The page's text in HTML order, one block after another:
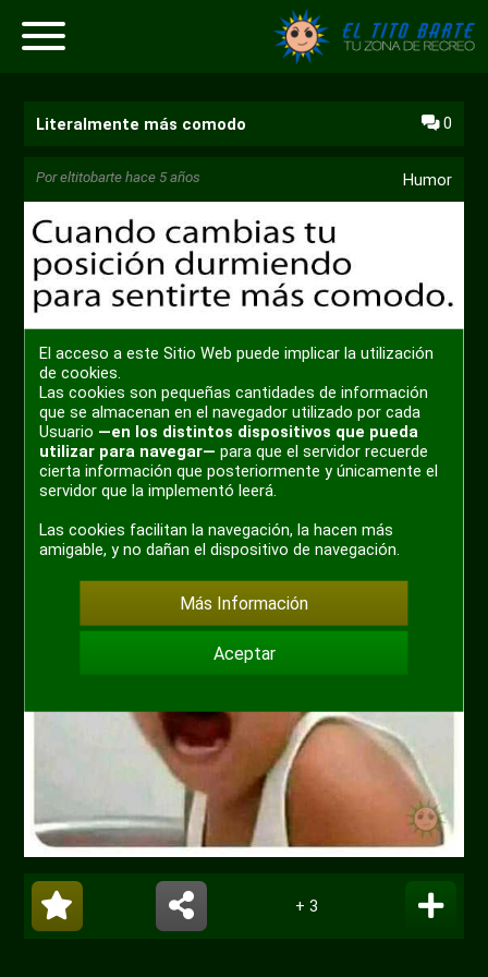
Literalmente más comodo 0
Poreltitobarte hace 5 años Humor
+ 3
El acceso a este Sitio Web puede implicar la utilización
de cookies.
Las cookies son pequeñas cantidades de información
que se almacenan en el navegador utilizado por cada
Usuario —en los distintos dispositivos que pueda
utilizar para navegar— para que el servidor recuerde
cierta información que posteriormente y únicamente el
servidor que la implementó leerá.
Las cookies facilitan la navegación, la hacen más
amigable, y no dañan el dispositivo de navegación.
Más Información
Aceptar